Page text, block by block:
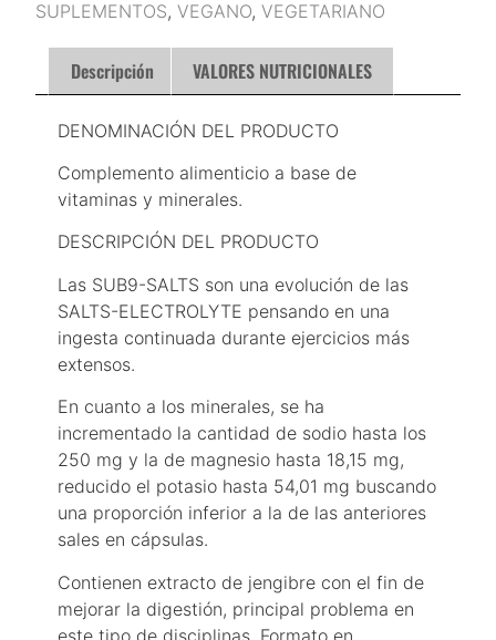
SUPLEMENTOS,VEGANO,VEGETARIANO
Descripción VALORES NUTRICIONALES
DENOMINACIÓN DEL PRODUCTO
Complemento alimenticio a base de
vitaminas y minerales.
DESCRIPCIÓN DEL PRODUCTO
Las SUB9-SALTS son una evolución de las
SALTS-ELECTROLYTE pensando en una
ingesta continuada durante ejercicios más
extensos.
En cuanto a los minerales, se ha
incrementado la cantidad de sodio hasta los
250 mg y la de magnesio hasta 18,15 mg,
reducido el potasio hasta 54,01 mg buscando
una proporción inferior a la de las anteriores
sales en cápsulas.
Contienen extracto de jengibre con el fin de
mejorar la digestión, principal problema en
este tipo de disciplinas. Formato en